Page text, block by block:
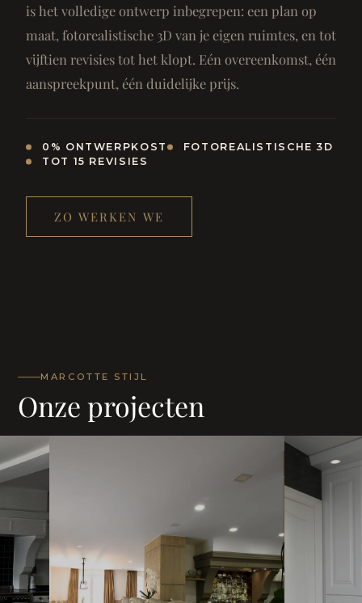
is het volledige ontwerp inbegrepen: een plan op
maat, fotorealistische 3D van je eigen ruimtes, en tot
vijftien revisies tot het klopt. Eén overeenkomst, één
aanspreekpunt, één duidelijke prijs.
0% ONTWERPKOST
FOTOREALISTISCHE 3D
TOT 15 REVISIES
ZO WERKEN WE
MARCOTTE STIJL
Onze projecten